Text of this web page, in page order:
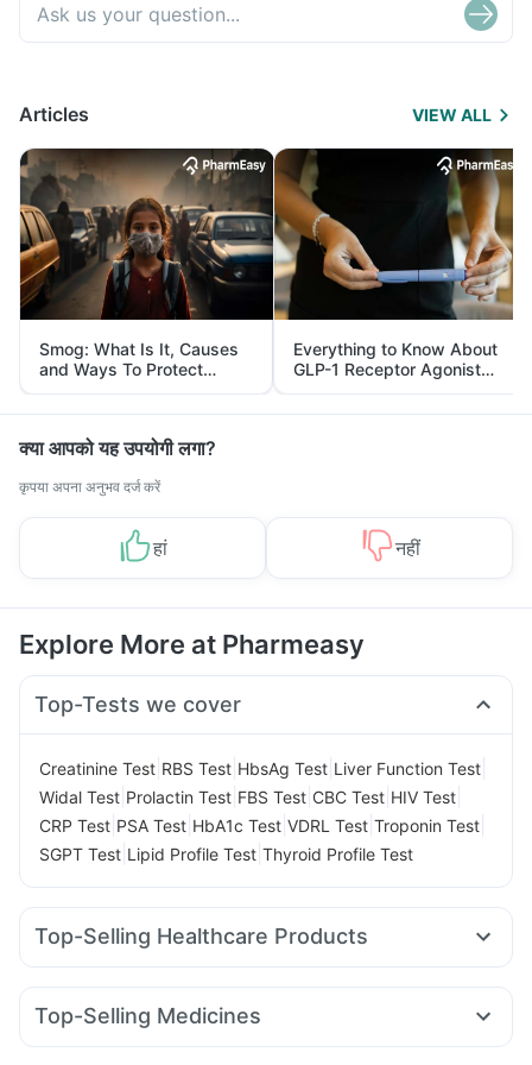
Articles VIEW ALL
Smog: What Is It, Causes
and Ways To Protect
Yourself From It
Everything to Know About
GLP-1 Receptor Agonist
and Its Role in Weight
Management
क्या आपको यह उपयोगी लगा?
कृपया अपना अनुभव दर्ज करें
हां नहीं
Explore More at Pharmeasy
Top-Tests we cover
Creatinine Test RBS Test HbsAg Test Liver Function Test
Widal Test Prolactin Test FBS Test CBC Test HIV Test
CRP Test PSA Test HbA1c Test VDRL Test Troponin Test
SGPT Test Lipid Profile Test Thyroid Profile Test
Top-Selling Healthcare Products
Zincovit Prega News Pregnancy Test Kit Buscogast 10mg
Evion 400 mg Cremaffin Syrup
Top-Selling Medicines
Megalis 10 Montek LC Yurpeak 5mg Pantocid DSR